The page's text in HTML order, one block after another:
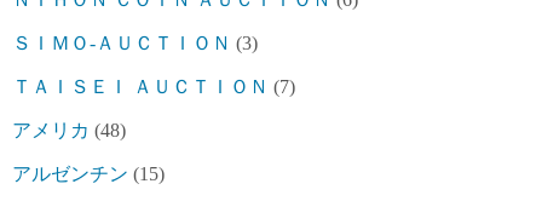
ＳＩＭＯ-ＡＵＣＴＩＯＮ (3)
ＴＡＩＳＥＩ ＡＵＣＴＩＯＮ (7)
アメリカ (48)
アルゼンチン (15)